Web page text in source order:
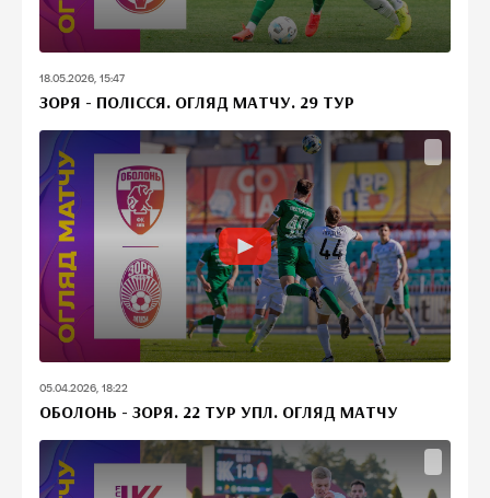
18.05.2026, 15:47
ЗОРЯ - ПОЛІССЯ. ОГЛЯД МАТЧУ. 29 ТУР
05.04.2026, 18:22
ОБОЛОНЬ - ЗОРЯ. 22 ТУР УПЛ. ОГЛЯД МАТЧУ